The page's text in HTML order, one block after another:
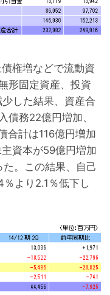
権増などで流動資
形固定資産、投資
した結果、資産合
債務22億円増加、
合計は116億円増加
資本が59億円増加
。この結果、自己
より2.1％低下し